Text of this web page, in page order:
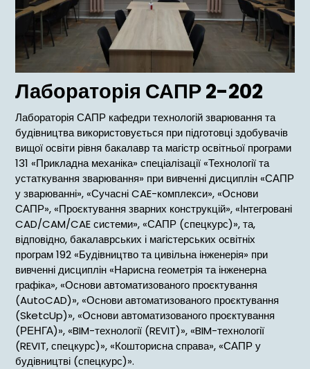
Лабораторія САПР 2-202
Лабораторія САПР кафедри технологій зварювання та
будівництва використовується при підготовці здобувачів
вищої освіти рівня бакалавр та магістр освітньої програми
131 «Прикладна механіка» спеціалізації «Технології та
устаткування зварювання» при вивченні дисциплін «САПР
у зварюванні», «Сучасні CAE-комплекси», «Основи
САПР», «Проєктування зварних конструкцій», «Інтегровані
CAD/CAM/CAE системи», «САПР (спецкурс)», та,
відповідно, бакалаврських і магістерських освітніх
програм 192 «Будівництво та цивільна інженерія» при
вивченні дисциплін «Нарисна геометрія та інженерна
графіка», «Основи автоматизованого проєктування
(AutoCAD)», «Основи автоматизованого проєктування
(SketcUp)», «Основи автоматизованого проєктування
(РЕНГА)», «BIM-технології (REVIT)», «BIM-технології
(REVIT, спецкурс)», «Кошторисна справа», «САПР у
будівництві (спецкурс)».